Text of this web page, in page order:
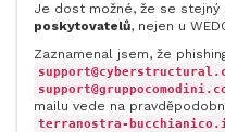
Je dost možné, že se stejný
poskytovatelů, nejen u
Zaznamenal jsem, že
mailu vede na
terranostra-